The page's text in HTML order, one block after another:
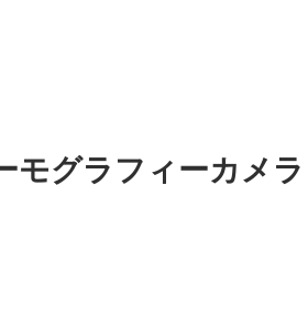
モグラフィーカメラ